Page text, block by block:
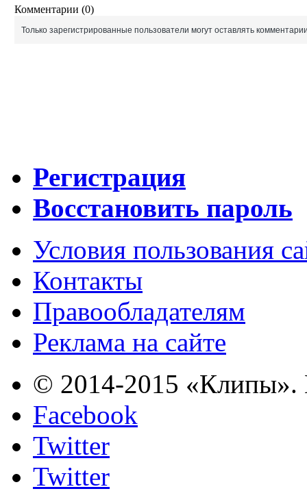
Комментарии (0)
Только зарегистрированные пользователи могут оставлять
Регистрация
Восстановить пароль
Условия пользования
Контакты
Правообладателям
Реклама на сайте
© 2014-2015 «Клипы».
Facebook
Twitter
Twitter